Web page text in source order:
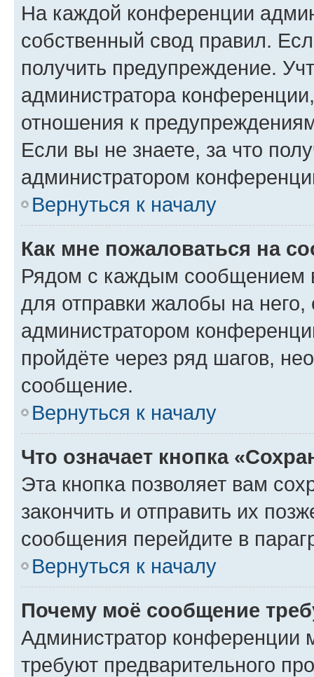
На каждой конференции
собственный свод правил.
получить предупреждение.
администратора
отношения к
Если вы не знаете, за что
администратором
Вернуться к началу
Как мне пожаловаться на
Рядом с каждым сообщением
для отправки жалобы на
администратором
пройдёте через ряд шагов,
сообщение.
Вернуться к началу
Что означает кнопка
Эта кнопка позволяет вам
закончить и отправить их
сообщения перейдите в
Вернуться к началу
Почему моё сообщение
Администратор конференции
требуют предварительного